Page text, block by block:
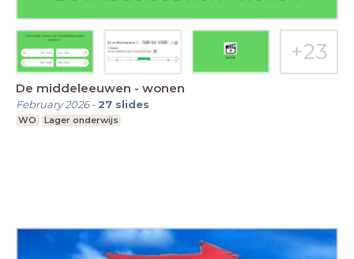
De middeleeuwen - wonen
February 2026- 27 slides
WO Lager onderwijs